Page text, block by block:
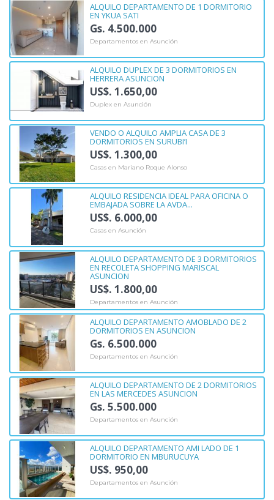
ALQUILO DEPARTAMENTO DE 1 DORMITORIO
EN YKUA SATI
Gs. 4.500.000
Departamentos en Asunción
ALQUILO DUPLEX DE 3 DORMITORIOS EN
HERRERA ASUNCION
US$. 1.650,00
Duplex en Asunción
VENDO O ALQUILO AMPLIA CASA DE 3
DORMITORIOS EN SURUBI’I
US$. 1.300,00
Casas en Mariano Roque Alonso
ALQUILO RESIDENCIA IDEAL PARA OFICINA O
EMBAJADA SOBRE LA AVDA...
US$. 6.000,00
Casas en Asunción
ALQUILO DEPARTAMENTO DE 3 DORMITORIOS
EN RECOLETA SHOPPING MARISCAL
ASUNCION
US$. 1.800,00
Departamentos en Asunción
ALQUILO DEPARTAMENTO AMOBLADO DE 2
DORMITORIOS EN ASUNCION
Gs. 6.500.000
Departamentos en Asunción
ALQUILO DEPARTAMENTO DE 2 DORMITORIOS
EN LAS MERCEDES ASUNCION
Gs. 5.500.000
Departamentos en Asunción
ALQUILO DEPARTAMENTO AMI LADO DE 1
DORMITORIO EN MBURUCUYA
US$. 950,00
Departamentos en Asunción